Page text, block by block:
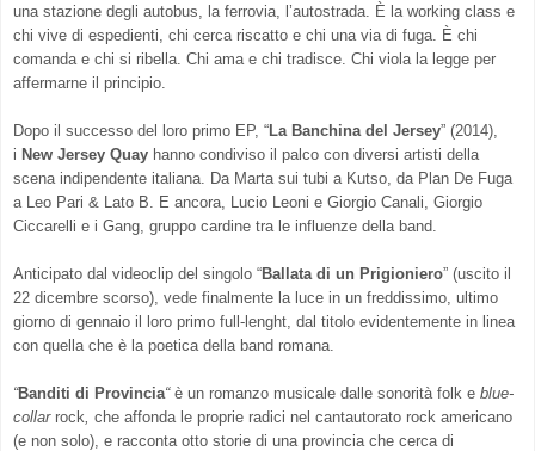
una stazione degli autobus, la ferrovia, l’autostrada. È la working class e
chi vive di espedienti, chi cerca riscatto e chi una via di fuga. È chi
comanda e chi si ribella. Chi ama e chi tradisce. Chi viola la legge per
affermarne il principio.
Dopo il successo del loro primo EP, “ La Banchina del Jersey” (2014),
i New Jersey Quay hanno condiviso il palco con diversi artisti della
scena indipendente italiana. Da Marta sui tubi a Kutso, da Plan De Fuga
a Leo Pari & Lato B. E ancora, Lucio Leoni e Giorgio Canali, Giorgio
Ciccarelli e i Gang, gruppo cardine tra le influenze della band.
Anticipato dal videoclip del singolo “Ballata di un Prigioniero” (uscito il
22 dicembre scorso), vede finalmente la luce in un freddissimo, ultimo
giorno di gennaio il loro primo full-lenght, dal titolo evidentemente in linea
con quella che è la poetica della band romana.
“Banditi di Provincia“è un romanzo musicale dalle sonorità folk e blue-
collar rock che affonda le proprie radici nel cantautorato rock americano
(e non solo), e racconta otto storie di una provincia che cerca di